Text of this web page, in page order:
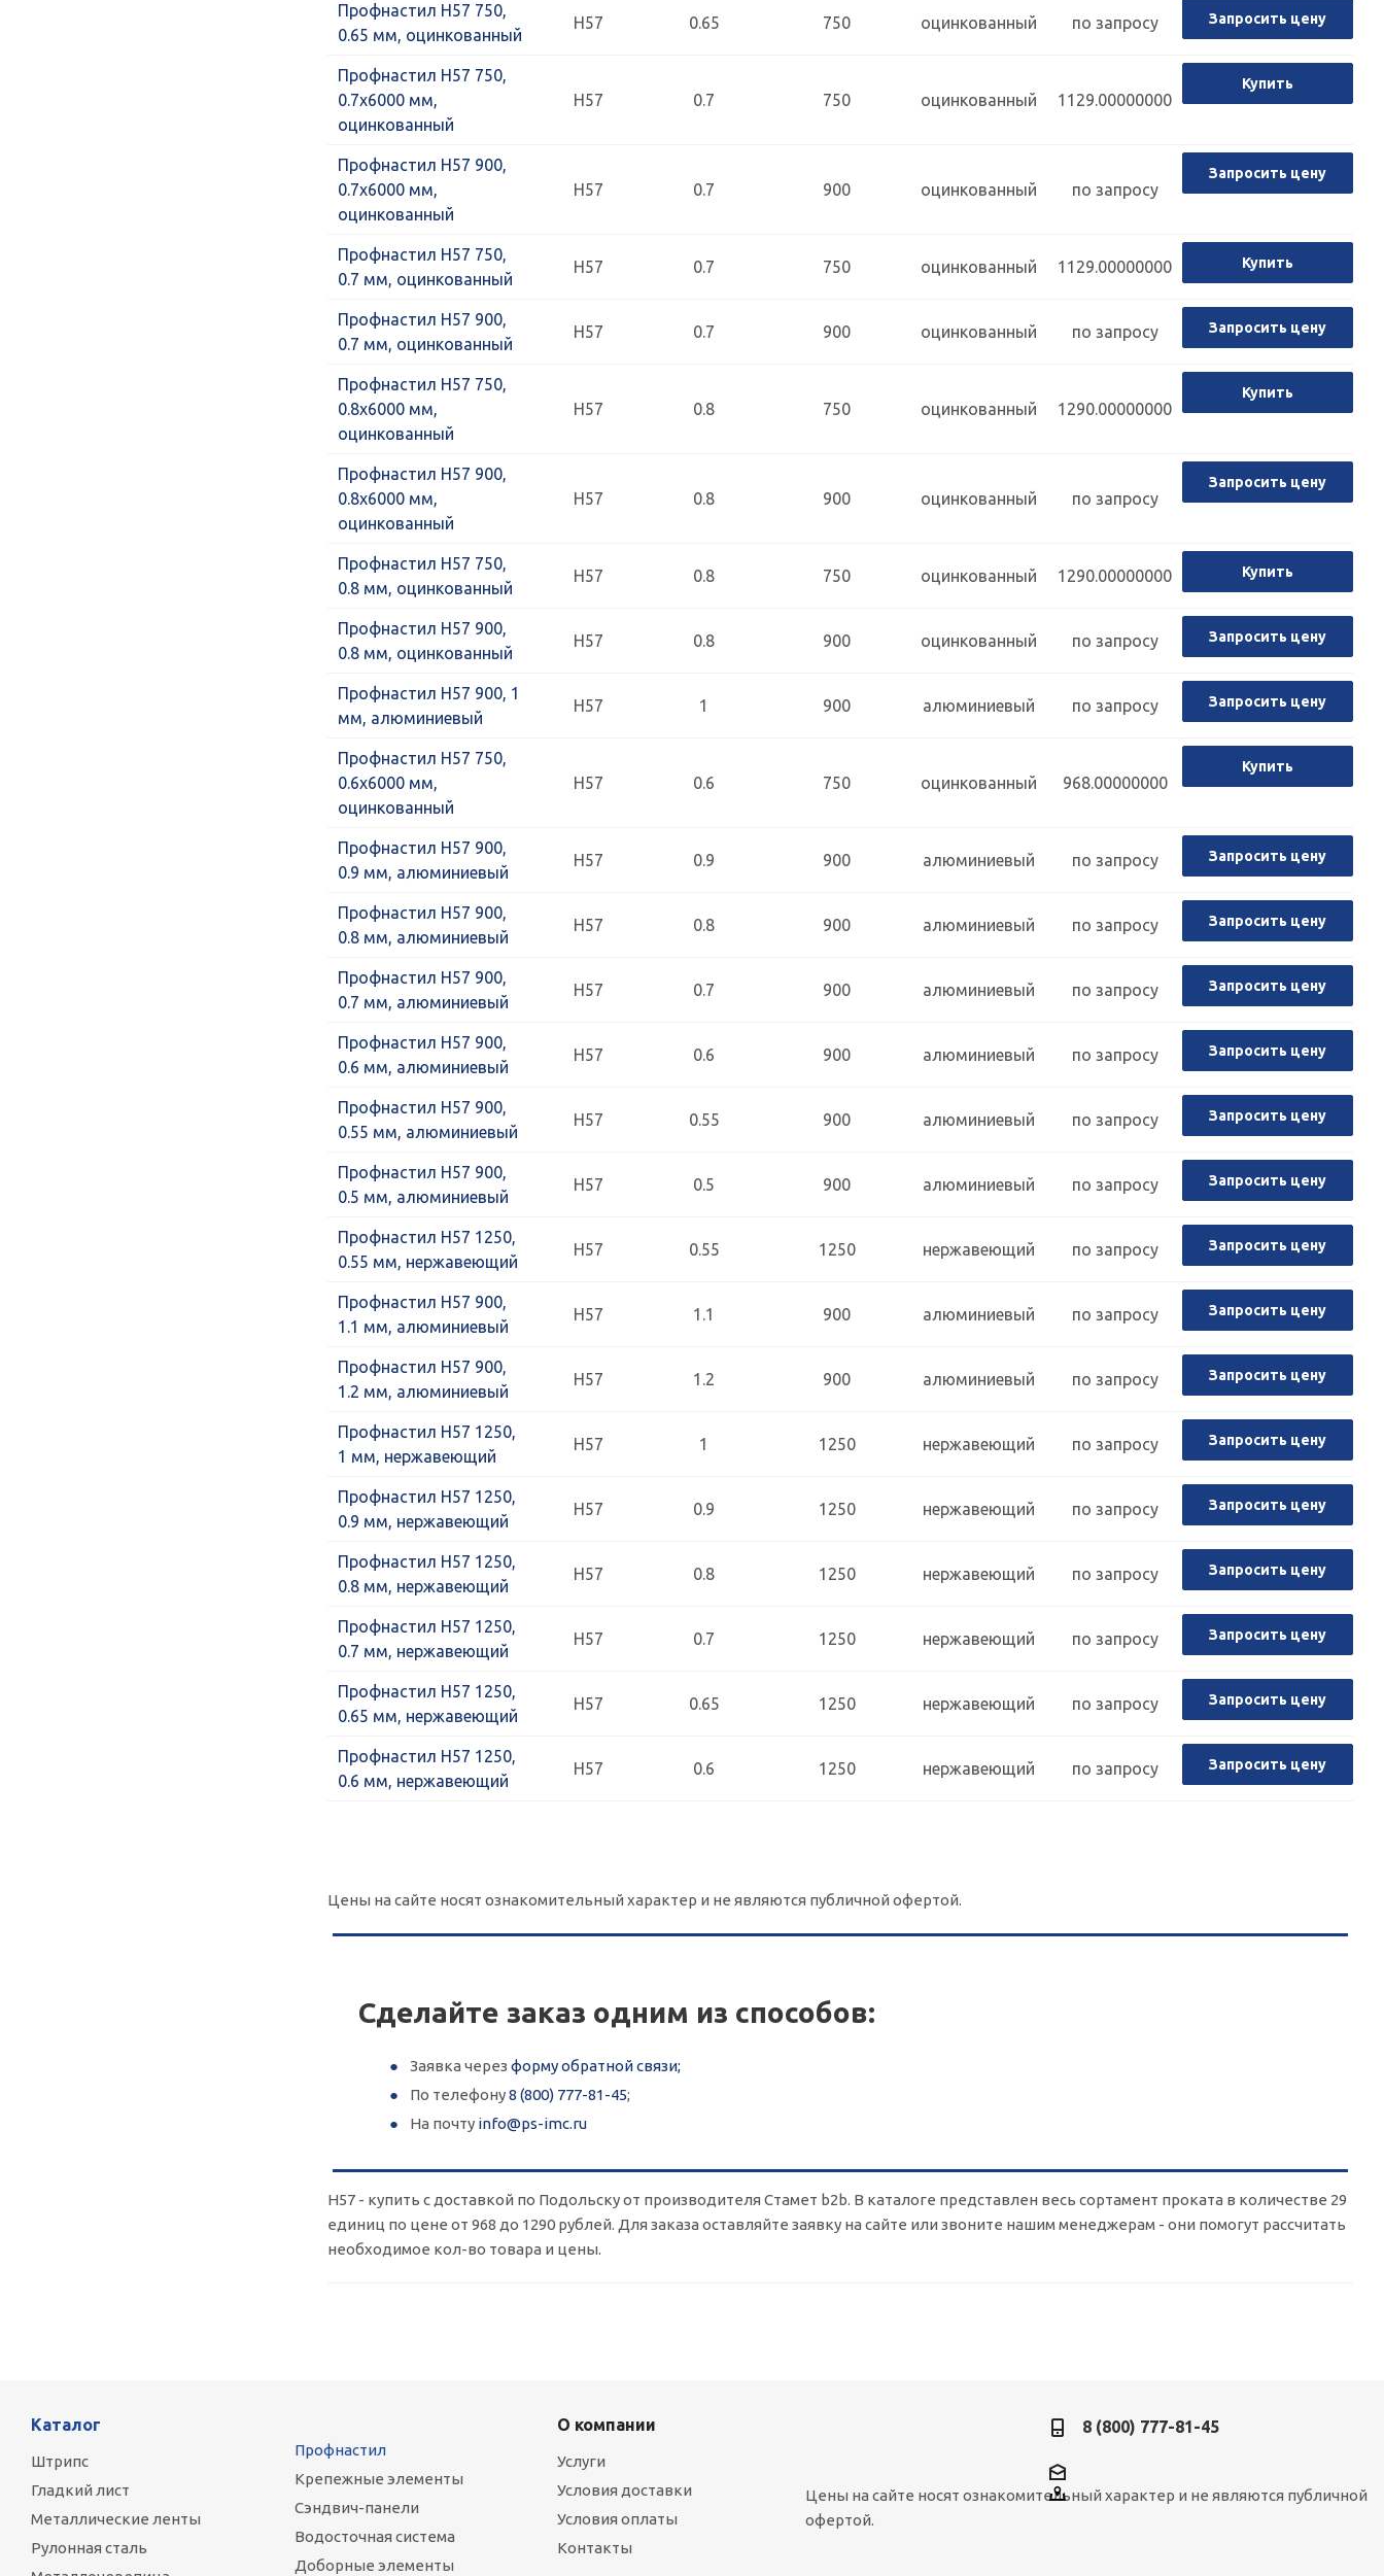
Профнастил Н57 750,
0.65 мм, оцинкованный
Н57 0.65 750 оцинкованный по запросу Запросить цену
Профнастил Н57 750,
0.7х6000 мм,
оцинкованный
Н57 0.7 750 оцинкованный 1129.00000000
Купить
Профнастил Н57 900,
0.7х6000 мм,
оцинкованный
Н57 0.7 900 оцинкованный по запросу
Запросить цену
Профнастил Н57 750,
0.7 мм, оцинкованный
Н57 0.7 750 оцинкованный 1129.00000000 Купить
Профнастил Н57 900,
0.7 мм, оцинкованный
Н57 0.7 900 оцинкованный по запросу Запросить цену
Профнастил Н57 750,
0.8х6000 мм,
оцинкованный
Н57 0.8 750 оцинкованный 1290.00000000
Купить
Профнастил Н57 900,
0.8х6000 мм,
оцинкованный
Н57 0.8 900 оцинкованный по запросу
Запросить цену
Профнастил Н57 750,
0.8 мм, оцинкованный
Н57 0.8 750 оцинкованный 1290.00000000 Купить
Профнастил Н57 900,
0.8 мм, оцинкованный
Н57 0.8 900 оцинкованный по запросу Запросить цену
Профнастил Н57 900, 1
мм, алюминиевый
Н57 1 900 алюминиевый по запросу Запросить цену
Профнастил Н57 750,
0.6х6000 мм,
оцинкованный
Н57 0.6 750 оцинкованный 968.00000000
Купить
Профнастил Н57 900,
0.9 мм, алюминиевый
Н57 0.9 900 алюминиевый по запросу Запросить цену
Профнастил Н57 900,
0.8 мм, алюминиевый
Н57 0.8 900 алюминиевый по запросу Запросить цену
Профнастил Н57 900,
0.7 мм, алюминиевый
Н57 0.7 900 алюминиевый по запросу Запросить цену
Профнастил Н57 900,
0.6 мм, алюминиевый
Н57 0.6 900 алюминиевый по запросу Запросить цену
Профнастил Н57 900,
0.55 мм, алюминиевый
Н57 0.55 900 алюминиевый по запросу Запросить цену
Профнастил Н57 900,
0.5 мм, алюминиевый
Н57 0.5 900 алюминиевый по запросу Запросить цену
Профнастил Н57 1250,
0.55 мм, нержавеющий
Н57 0.55 1250 нержавеющий по запросу Запросить цену
Профнастил Н57 900,
1.1 мм, алюминиевый
Н57 1.1 900 алюминиевый по запросу Запросить цену
Профнастил Н57 900,
1.2 мм, алюминиевый
Н57 1.2 900 алюминиевый по запросу Запросить цену
Профнастил Н57 1250,
1 мм, нержавеющий
Н57 1 1250 нержавеющий по запросу Запросить цену
Профнастил Н57 1250,
0.9 мм, нержавеющий
Н57 0.9 1250 нержавеющий по запросу Запросить цену
Профнастил Н57 1250,
0.8 мм, нержавеющий
Н57 0.8 1250 нержавеющий по запросу Запросить цену
Профнастил Н57 1250,
0.7 мм, нержавеющий
Н57 0.7 1250 нержавеющий по запросу Запросить цену
Профнастил Н57 1250,
0.65 мм, нержавеющий
Н57 0.65 1250 нержавеющий по запросу Запросить цену
Профнастил Н57 1250,
0.6 мм, нержавеющий
Н57 0.6 1250 нержавеющий по запросу Запросить цену
Цены на сайте носят ознакомительный характер и не являются публичной офертой.
Сделайте заказ одним из способов:
Заявка через форму обратной связи;
По телефону8 (800) 777-81-45;
На почту info@ps-imc.ru
Н57 - купить с доставкой по Подольску от производителя Стамет b2b. В каталоге представлен весь сортамент проката в количестве 29
единиц по цене от 968 до 1290 рублей. Для заказа оставляйте заявку на сайте или звоните нашим менеджерам - они помогут рассчитать
необходимое кол-во товара и цены.
Каталог
Штрипс
Гладкий лист
Металлические ленты
Рулонная сталь
Профнастил
Крепежные элементы
Сэндвич-панели
Водосточная система
Доборные элементы
О компании
Услуги
Условия доставки
Условия оплаты
Контакты
8 (800) 777-81-45
Цены на сайте носят ознакомительный характер и не являются публичной
офертой.